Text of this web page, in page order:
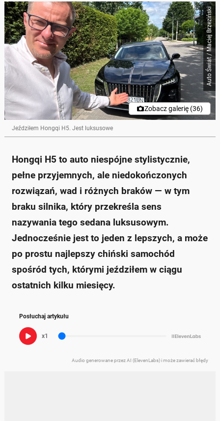
Poniżej streszczenie artykułu:
Skrót przygotowany przez Onet Czat z AI, może zawierać błędy.
Hongqi H5 to chiński sedan, który reklamowany jest
jako luksusowy, ale w praktyce wiele mu brakuje.
Auto ma 2-litrowy silnik benzynowy o mocy 218 KM i
kosztuje ponad 170 tys. zł.
Wnętrze jest zaskakujące, ale wykończenie oraz
jakość ekranów są niezadowalające.
Pojazd charakteryzuje się umiarkowaną
komfortowością jazdy i przyjemnym prowadzeniem,
ale tyleż pod znakiem nostalgii.
Przyspieszenie auta nie imponuje, a zużycie paliwa w
Zapytaj o więcej Onet Czat z AI
Auto Świat / Maciej Brzeziński
Zobacz galerię (36)
Jeździłem Hongqi H5. Jest luksusowe
Hongqi H5 to auto niespójne stylistycznie,
pełne przyjemnych, ale niedokończonych
rozwiązań, wad i różnych braków — w tym
braku silnika, który przekreśla sens
nazywania tego sedana luksusowym.
Jednocześnie jest to jeden z lepszych, a może
po prostu najlepszy chiński samochód
spośród tych, którymi jeździłem w ciągu
ostatnich kilku miesięcy.
Posłuchaj artykułu
x1
Audio generowane przez AI (ElevenLabs) i może zawierać błędy